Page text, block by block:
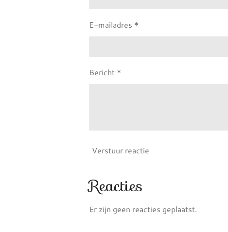
E-mailadres *
Bericht *
Verstuur reactie
Reacties
Er zijn geen reacties geplaatst.